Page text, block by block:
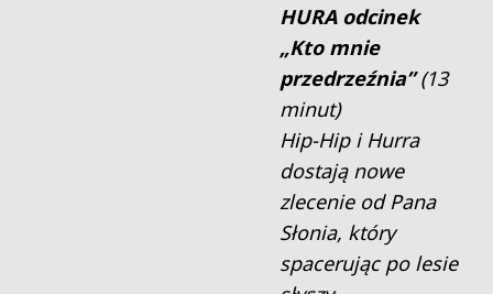
HURAodcinek
„Kto mnie
przedrzeźnia”(13
minut)
Hip-Hip i Hurra
dostają nowe
zlecenie od Pana
Słonia, który
spacerując po lesie